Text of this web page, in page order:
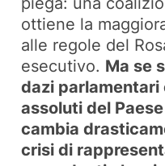
ottiene la
alle regole del
esecutivo. Ma se
dazi parlamentari
assoluti del
cambia
crisi di